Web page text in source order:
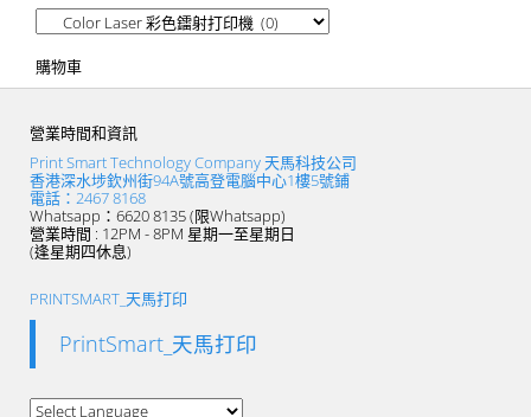
購物車
營業時間和資訊
Print Smart Technology Company 天馬科技公司
香港深水埗欽州街94A號高登電腦中心1樓5號鋪
電話：2467 8168
Whatsapp：6620 8135 (限Whatsapp)
營業時間 : 12PM - 8PM 星期一至星期日
(逢星期四休息)
PRINTSMART_天馬打印
PrintSmart_天馬打印